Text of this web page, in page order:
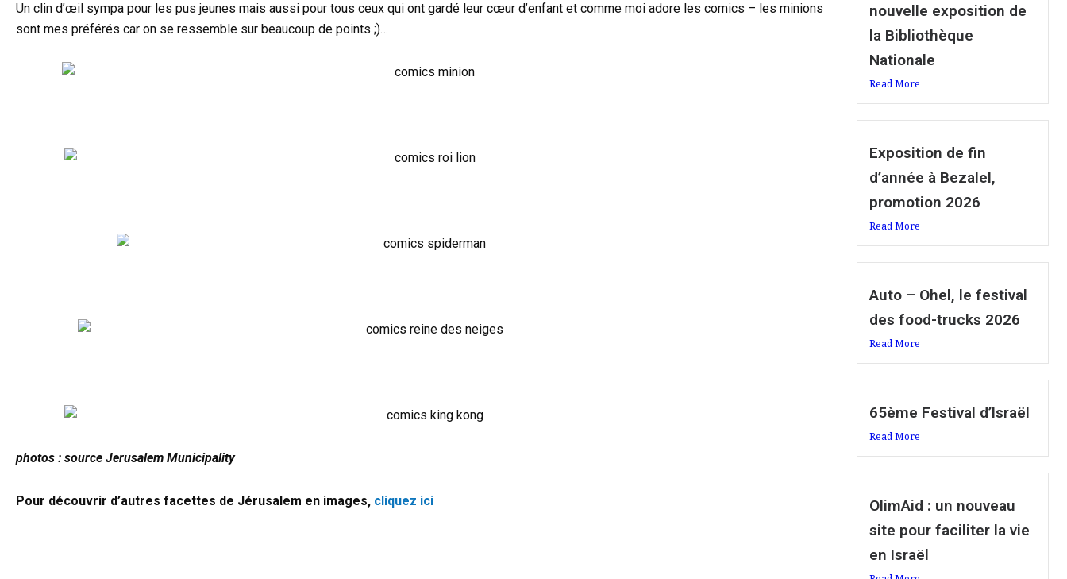
Un clin d’œil sympa pour les pus jeunes mais aussi pour tous ceux qui ont gardé leur cœur d’enfant et comme moi adore les comics – les minions
sont mes préférés car on se ressemble sur beaucoup de points ;)…
photos : source Jerusalem Municipality
Pour découvrir d’autres facettes de Jérusalem en images, cliquez ici
nouvelle exposition de
la Bibliothèque
Nationale
Read More
Exposition de fin
d’année à Bezalel,
promotion 2026
Read More
Auto – Ohel, le festival
des food-trucks 2026
Read More
65ème Festival d’Israël
Read More
OlimAid : un nouveau
site pour faciliter la vie
en Israël